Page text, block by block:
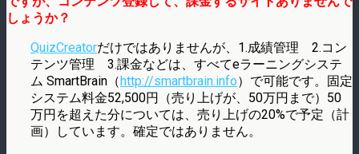
しょうか？
QuizCreatorだけではありませんが、1.成績管理 2.コン
テンツ管理 3.課金などは、すべてeラーニングシステ
ム SmartBrain（http://smartbrain.info）で可能です。固定
システム料金52,500円（売り上げが、50万円まで）50
万円を超えた分については、売り上げの20%で予定（計
画）しています。確定ではありません。